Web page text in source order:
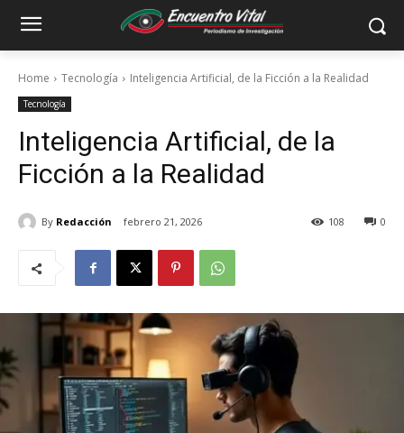
Home Tecnología Inteligencia Artificial, de la Ficción a la Realidad
Tecnología
Inteligencia Artificial, de la
Ficción a la Realidad
By Redacción febrero 21, 2026 0
108